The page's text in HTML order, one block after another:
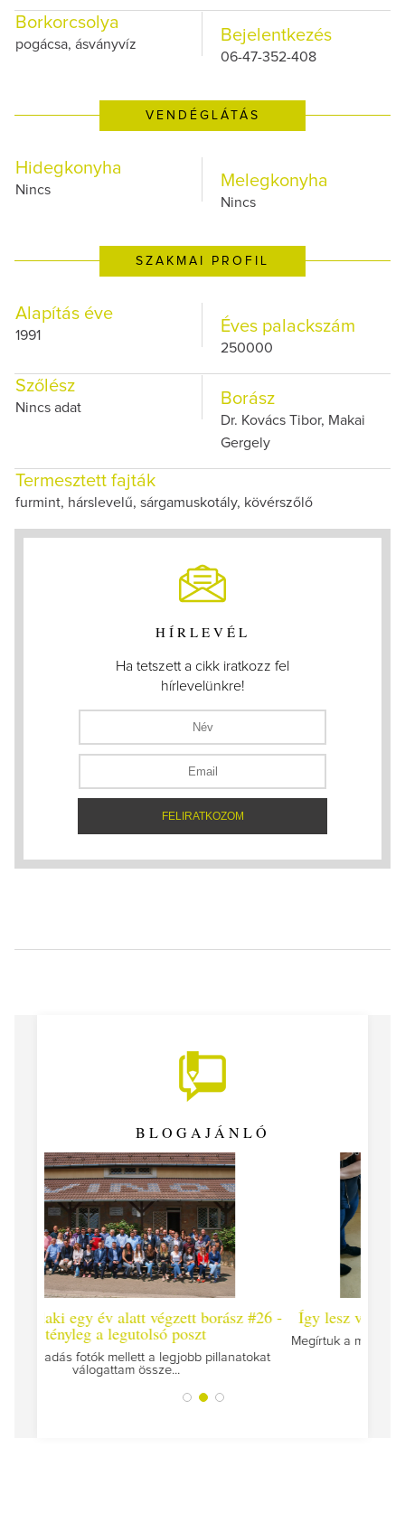
Borkorcsolya
pogácsa, ásványvíz Bejelentkezés
06-47-352-408
VENDÉGLÁTÁS
Hidegkonyha
Nincs Melegkonyha
Nincs
SZAKMAI PROFIL
Alapítás éve
1991 Éves palackszám
250000
Szőlész
Nincs adat Borász
Dr. Kovács Tibor, Makai
Gergely
Termesztett fajták
furmint, hárslevelű, sárgamuskotály, kövérszőlő
HÍRLEVÉL
Ha tetszett a cikk iratkozz fel
hírlevelünkre!
BLOGAJÁNLÓ
#26 - Így lesz valaki egy év alatt végzett borász #25
Megírtuk a modulzáró vizsgákat, már lázasan készülünk
az utolsó...